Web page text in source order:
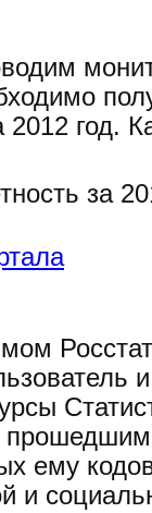
2012 год.
за
ему
и